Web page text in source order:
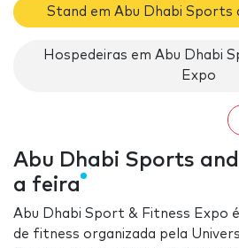
Stand em Abu Dhabi Sports
Hospedeiras em Abu Dhabi
Expo
Abu Dhabi Sports
a feira
Abu Dhabi Sport & Fitness Expo
de fitness organizada pela